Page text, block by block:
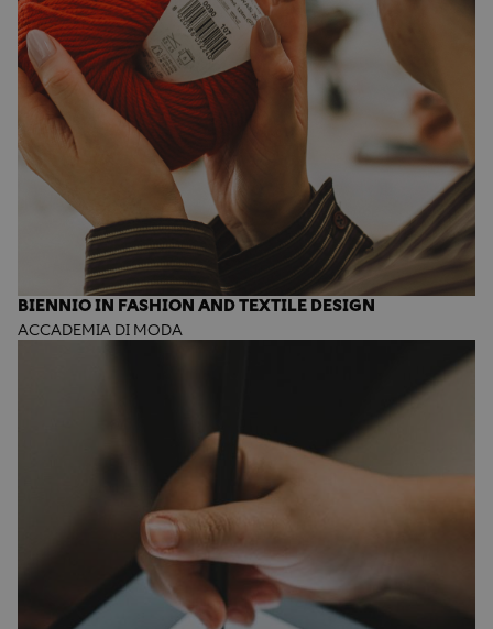
BIENNIO IN FASHION AND TEXTILE DESIGN
ACCADEMIA DI MODA